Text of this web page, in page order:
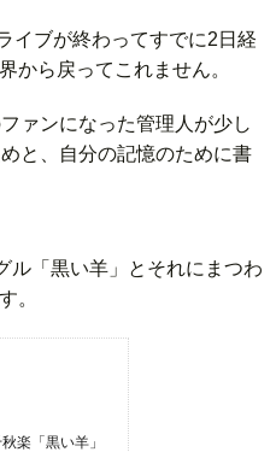
イブが終わってすでに2日経
から戻ってこれません。
ァンになった管理人が少し
と、自分の記憶のために書
ル 「 黒 い 羊 」 と そ れ に ま つ わ
。
楽「黒い羊」